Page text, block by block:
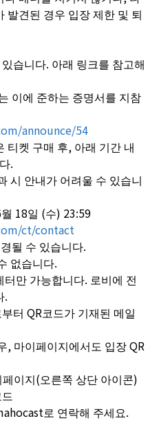
발견된 경우 입장 제한 및 퇴
습니다. 아래 링크를 참고해
이에 준하는 증명서를 지참
announce/54
켓 구매 후, 아래 기간 내
.
시 안내가 어려울 수 있습니
18일 (수) 23:59
ct/contact
될 수 있습니다.
없습니다.
만 가능합니다. 로비에 전
.
터 QR코드가 기재된 메일
마이페이지에서도 입장 QR
이지(오른쪽 상단 아이콘)
로 연락해 주세요.